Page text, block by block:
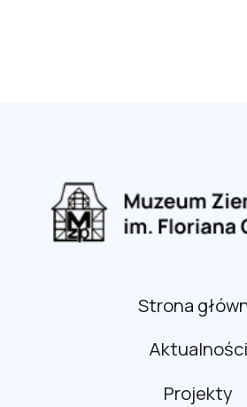
Strona
Aktualności
Projekty